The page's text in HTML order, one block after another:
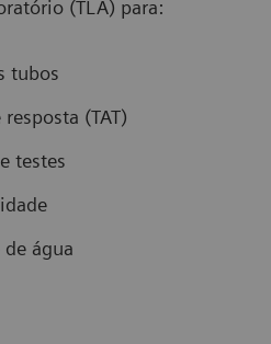
(TLA) para:
tubos
(TAT)
testes
de água